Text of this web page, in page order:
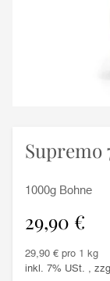
Supremo
1000g Bohne
29,90 €
29,90 € pro 1 kg
inkl. 7% USt. ,